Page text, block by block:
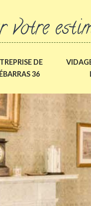
votre
DE
36